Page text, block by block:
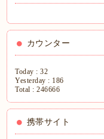
カウンター
Today :32
Yesterday : 186
Total :246666
携帯サイト